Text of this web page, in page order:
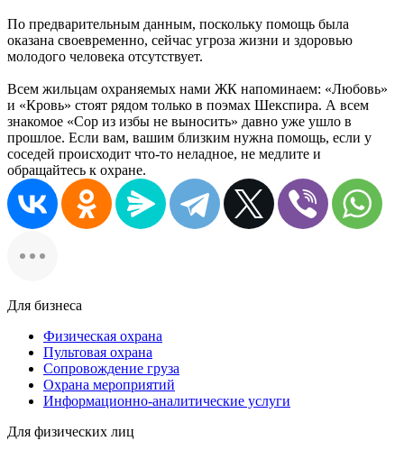
По предварительным данным, поскольку помощь была
оказана своевременно, сейчас угроза жизни и здоровью
молодого человека отсутствует.
Всем жильцам охраняемых нами ЖК напоминаем: «Любовь»
и «Кровь» стоят рядом только в поэмах Шекспира. А всем
знакомое «Сор из избы не выносить» давно уже ушло в
прошлое. Если вам, вашим близким нужна помощь, если у
соседей происходит что-то неладное, не медлите и
обращайтесь к охране.
Для бизнеса
Физическая охрана
Пультовая охрана
Сопровождение груза
Охрана мероприятий
Информационно-аналитические услуги
Для физических лиц